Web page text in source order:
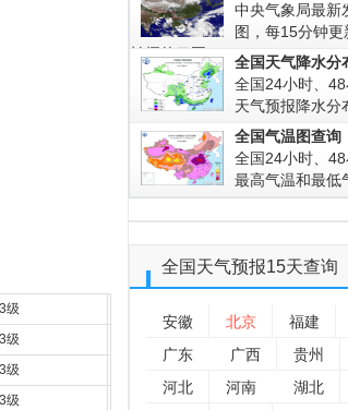
级
级
级
级
中央气象局最新
图，每15分钟
拍摄的云图!
全国天气降水分
全国24小时、
天气预报降水分
全国气温图查询
全国24小时、
最高气温和最低
全国 天气预报15天查询
安徽 北京 福建
广东
广西 贵州
河北
河南 湖北